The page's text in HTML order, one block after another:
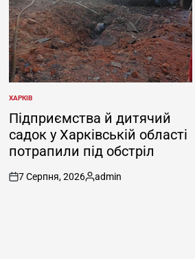
ОПУБЛІКУВАТИ
У
ХАРКІВ
Підприємства й дитячий
садок у Харківській області
потрапили під обстріл
on
7 Серпня, 2026
Опубліковано
admin